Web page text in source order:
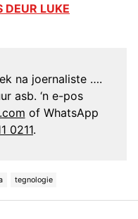
DEUR LUKE
na joernaliste ….
asb. ‘n e-pos
of WhatsApp
0211.
tegnologie